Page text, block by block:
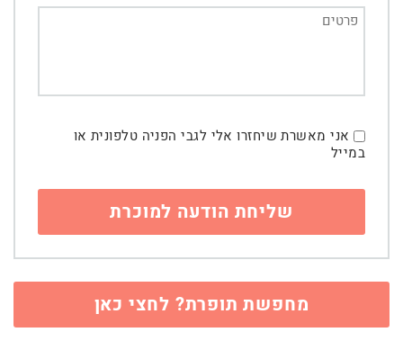
אני מאשרת שיחזרו אלי לגבי הפניה טלפונית או
במייל
מחפשת תופרת? לחצי כאן